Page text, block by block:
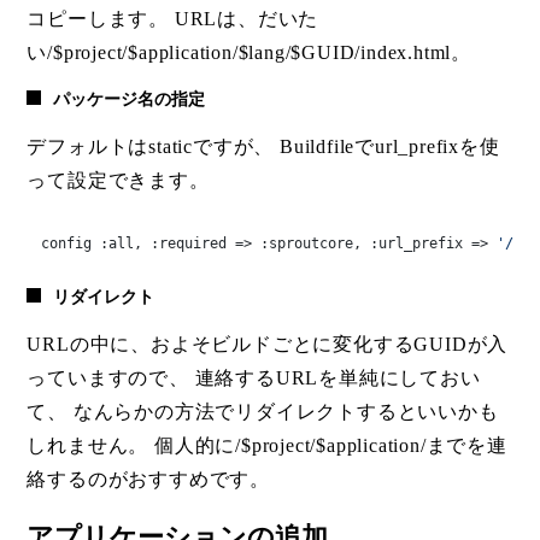
コピーします。 URLは、だいた
い/$project/$application/$lang/$GUID/index.html。
パッケージ名の指定
デフォルトはstaticですが、 Buildfileでurl_prefixを使
って設定できます。
config :all, : required => :sproutcore, : url_prefix => '/
リダイレクト
URLの中に、およそビルドごとに変化するGUIDが入
っていますので、 連絡するURLを単純にしておい
て、 なんらかの方法でリダイレクトするといいかも
しれません。 個人的に/$project/$application/までを連
絡するのがおすすめです。